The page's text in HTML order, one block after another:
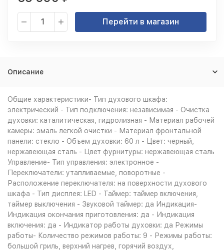
Перейти в магазин
Описание
Общие характеристики- Тип духового шкафа:
электрический - Тип подключения: независимая - Очистка
духовки: каталитическая, гидролизная - Материал рабочей
камеры: эмаль легкой очистки - Материал фронтальной
панели: стекло - Объем духовки: 60 л - Цвет: черный,
нержавеющая сталь - Цвет фурнитуры: нержавеющая сталь
Управление- Тип управления: электронное -
Переключатели: утапливаемые, поворотные -
Расположение переключателя: на поверхности духового
шкафа - Тип дисплея: LED - Таймер: таймер включения,
таймер выключения - Звуковой таймер: да Индикация-
Индикация окончания приготовления: да - Индикация
включения: да - Индикатор работы духовки: да Режимы
работы- Количество режимов работы: 9 - Режимы работы:
большой гриль, верхний нагрев, горячий воздух,